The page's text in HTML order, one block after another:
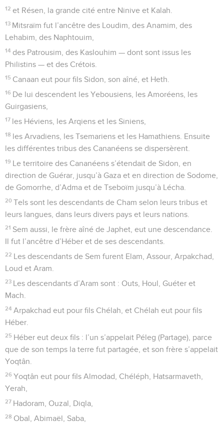
12 et Résen, la grande cité entre Ninive et Kalah.
13 Mitsraïm fut l’ancêtre des Loudim, des Anamim, des
Lehabim, des Naphtouim,
14 des Patrousim, des Kaslouhim — dont sont issus les
Philistins — et des Crétois.
15 Canaan eut pour fils Sidon, son aîné, et Heth.
16 De lui descendent les Yebousiens, les Amoréens, les
Guirgasiens,
17 les Héviens, les Arqiens et les Siniens,
18 les Arvadiens, les Tsemariens et les Hamathiens. Ensuite
les différentes tribus des Cananéens se dispersèrent.
19 Le territoire des Cananéens s’étendait de Sidon, en
direction de Guérar, jusqu’à Gaza et en direction de Sodome,
de Gomorrhe, d’Adma et de Tseboïm jusqu’à Lécha.
20 Tels sont les descendants de Cham selon leurs tribus et
leurs langues, dans leurs divers pays et leurs nations.
21 Sem aussi, le frère aîné de Japhet, eut une descendance.
Il fut l’ancêtre d’Héber et de ses descendants.
22 Les descendants de Sem furent Elam, Assour, Arpakchad,
Loud et Aram.
23 Les descendants d’Aram sont : Outs, Houl, Guéter et
Mach.
24 Arpakchad eut pour fils Chélah, et Chélah eut pour fils
Héber.
25 Héber eut deux fils : l’un s’appelait Péleg (Partage), parce
que de son temps la terre fut partagée, et son frère s’appelait
Yoqtân.
26 Yoqtân eut pour fils Almodad, Chéléph, Hatsarmaveth,
Yerah,
27 Hadoram, Ouzal, Diqla,
28 Obal, Abimaël, Saba,